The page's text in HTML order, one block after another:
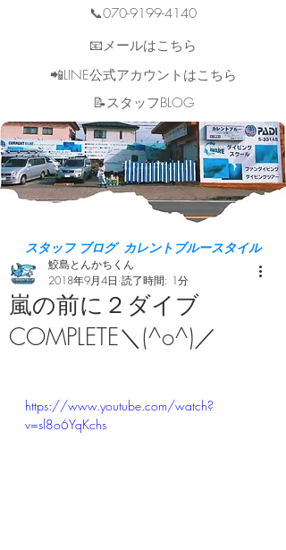
📞070-9199-4140
📧メールはこちら
📲LINE公式アカウントはこちら
​📝スタッフBLOG
スタッフ ブログ カレントブルースタイル
嵐の前に２ダイブ
COMPLETE＼(^o^)／
鮫島とんかちくん
2018年9月4日 読了時間: 1分
https://www.youtube.com/watch?
v=sl8o6YqKchs